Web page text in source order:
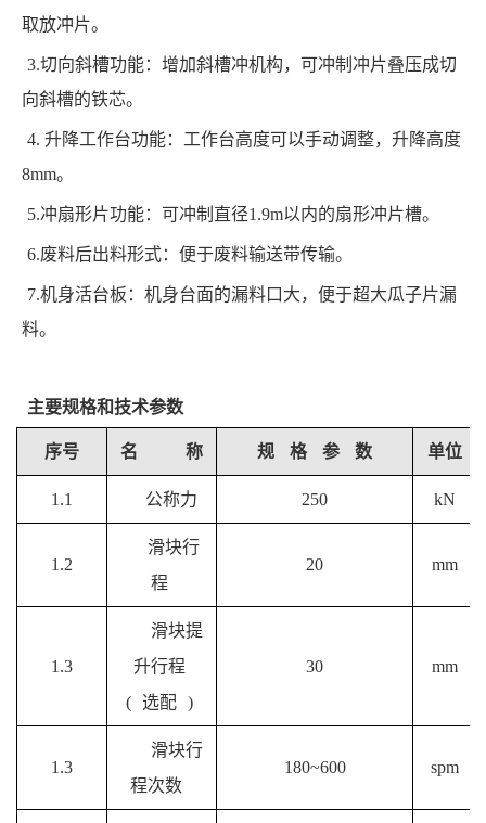
取放冲片。
3.切向斜槽功能：增加斜槽冲机构，可冲制冲片叠压成切
向斜槽的铁芯。
4. 升降工作台功能：工作台高度可以手动调整，升降高度
8mm。
5.冲扇形片功能：可冲制直径1.9m以内的扇形冲片槽。
6.废料后出料形式：便于废料输送带传输。
7.机身活台板：机身台面的漏料口大，便于超大瓜子片漏
料。
主要规格和技术参数
序号 名 称 规 格 参 数 单位
1.1 公称力 250 kN
1.2
滑块行
程
20 mm
1.3
滑块提
升行程
(
选配 )
30 mm
1.3
滑块行
程次数
180~600 spm